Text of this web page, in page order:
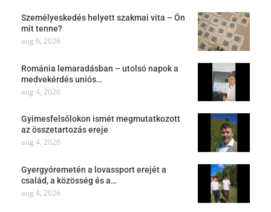
Személyeskedés helyett szakmai vita – Ön
mit tenne?
aug 6, 2026
Románia lemaradásban – utolsó napok a
medvekérdés uniós…
aug 4, 2026
Gyimesfelsőlokon ismét megmutatkozott
az összetartozás ereje
aug 4, 2026
Gyergyóremetén a lovassport erejét a
család, a közösség és a…
aug 4, 2026